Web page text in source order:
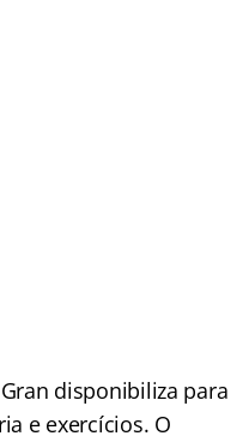
disponibiliza para
e exercícios. O